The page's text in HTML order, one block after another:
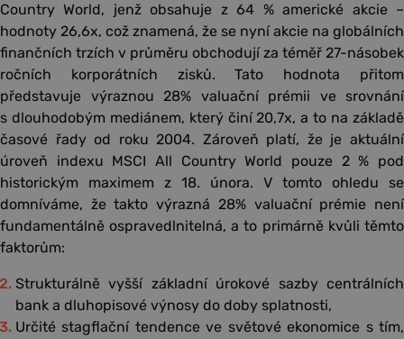
Country World, jenž obsahuje z 64 % americké akcie –
hodnoty 26,6x, což znamená, že se nyní akcie na globálních
finančních trzích v průměru obchodují za téměř 27-násobek
ročních korporátních zisků. Tato hodnota přitom
představuje výraznou 28% valuační prémii ve srovnání
s dlouhodobým mediánem, který činí 20,7x, a to na základě
časové řady od roku 2004. Zároveň platí, že je aktuální
úroveň indexu MSCI All Country World pouze 2 % pod
historickým maximem z 18. února. V tomto ohledu se
domníváme, že takto výrazná 28% valuační prémie není
fundamentálně ospravedlnitelná, a to primárně kvůli těmto
faktorům:
Strukturálně vyšší základní úrokové sazby centrálních
bank a dluhopisové výnosy do doby splatnosti,
Určité stagflační tendence ve světové ekonomice s tím,